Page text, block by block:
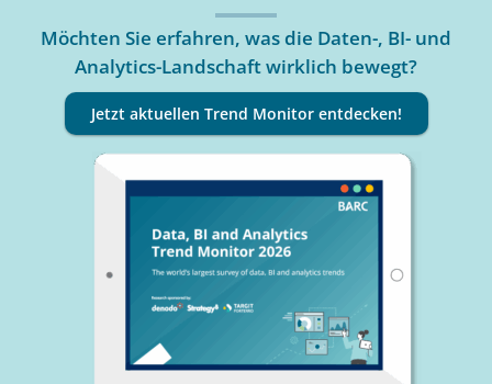
Möchten Sie erfahren, was die Daten-, BI- und
Analytics-Landschaft wirklich bewegt?
Jetzt aktuellen Trend Monitor entdecken!